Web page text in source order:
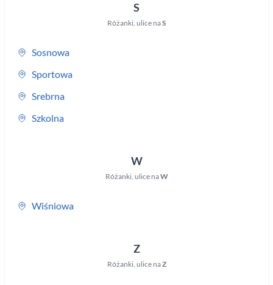
S
Różanki, ulice naS
Sosnowa
Sportowa
Srebrna
Szkolna
W
Różanki, ulice naW
Wiśniowa
Z
Różanki, ulice naZ